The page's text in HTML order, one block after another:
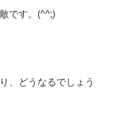
です。(^^;)
、どうなるでしょう